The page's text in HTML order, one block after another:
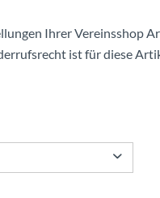
Ihrer Vereinsshop
ist für diese